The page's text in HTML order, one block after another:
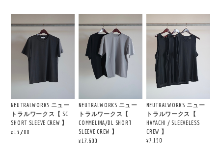
NEUTRALWORKS ニュー
トラルワークス【 SC
SHORT SLEEVE CREW 】
¥13,200
NEUTRALWORKS ニュー
トラルワークス【
COMMELINA/DL SHORT
SLEEVE CREW 】
¥17,600
NEUTRALWORKS ニュー
トラルワークス【
HAYACHI / SLEEVELESS
CREW 】
¥7,150